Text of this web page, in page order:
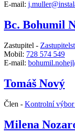
E-mail:
Bc. Bohumil
Zastupitel -
Mobil: 728 574 549
E-mail:
Tomáš Nový
Člen - Kontrolní výbor
Milena